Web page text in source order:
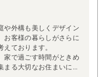
や外構も美しくデザイン
お客様の暮らしがさらに
ております。
家で過ごす時間がときめ
る大切なお住まいに。